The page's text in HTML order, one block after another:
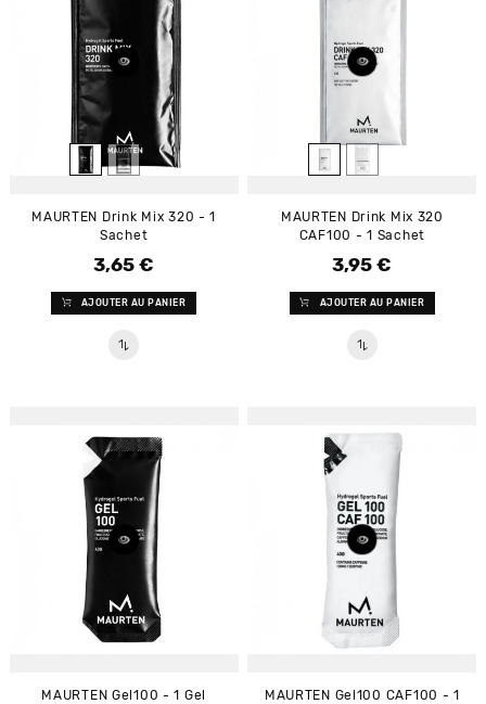
MAURTEN Drink Mix 320 - 1
Sachet
Prix
3,65 €
AJOUTER AU PANIER
MAURTEN Drink Mix 320
CAF100 - 1 Sachet
Prix
3,95 €
AJOUTER AU PANIER
MAURTEN Gel100 - 1 Gel
MAURTEN Gel100 CAF100 - 1